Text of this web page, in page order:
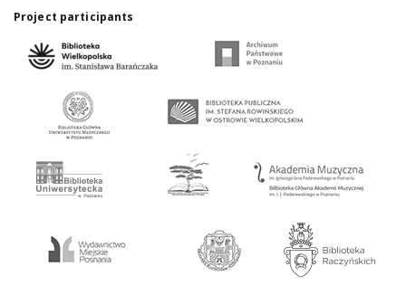
Project participants